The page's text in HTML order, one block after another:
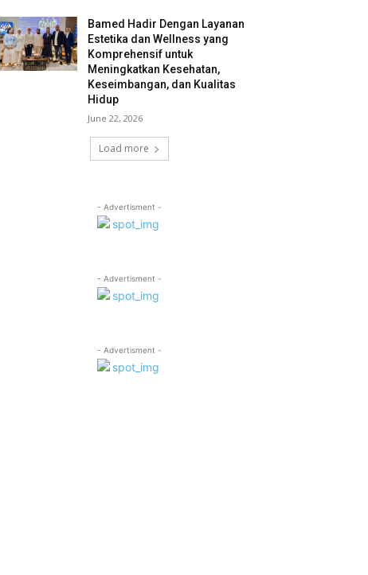
Bamed Hadir Dengan Layanan
Estetika dan Wellness yang
Komprehensif untuk
Meningkatkan Kesehatan,
Keseimbangan, dan Kualitas
Hidup
June 22, 2026
Load more
- Advertisment -
- Advertisment -
- Advertisment -